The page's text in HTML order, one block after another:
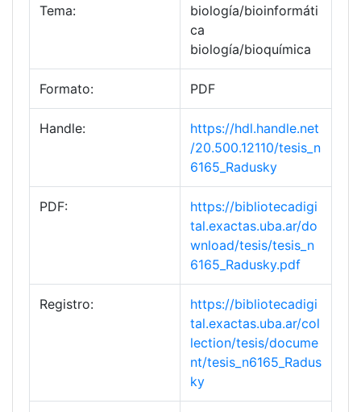
Tema:
biología/bioinformáti
ca
biología/bioquímica
Formato: PDF
Handle:
https://hdl.handle.net
/20.500.12110/tesis_n
6165_Radusky
PDF:
https://bibliotecadigi
tal.exactas.uba.ar/do
wnload/tesis/tesis_n
6165_Radusky.pdf
Registro:
https://bibliotecadigi
tal.exactas.uba.ar/col
lection/tesis/docume
nt/tesis_n6165_Radus
ky